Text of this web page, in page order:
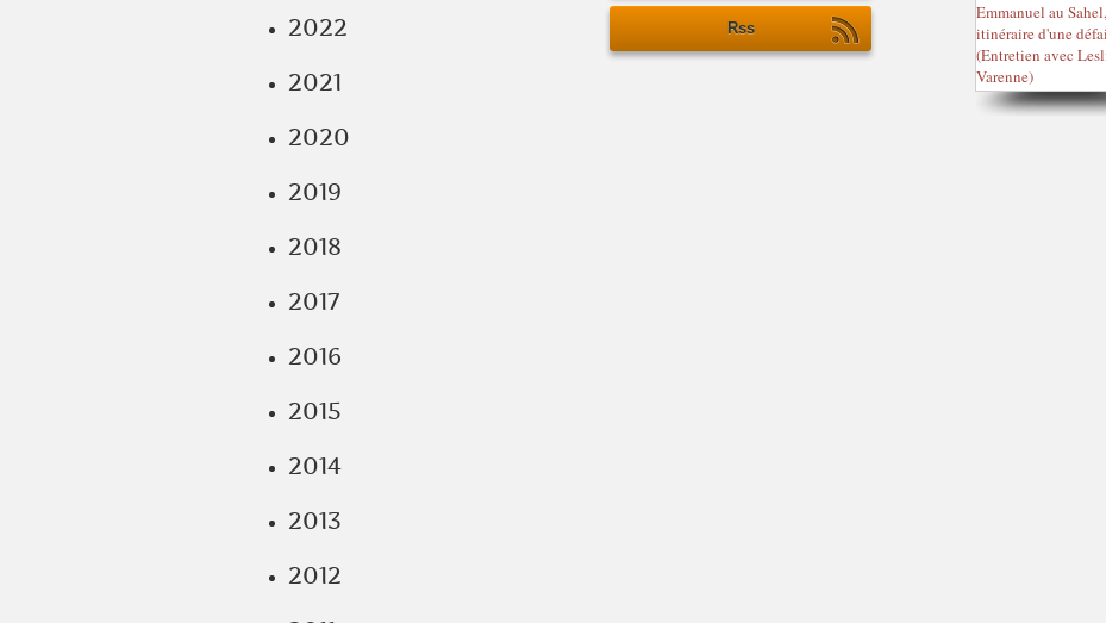
2022
2021
2020
2019
2018
2017
2016
2015
2014
2013
2012
Rss